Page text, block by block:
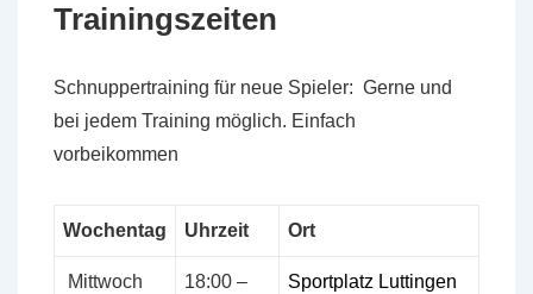
Trainingszeiten
Schnuppertraining für neue Spieler: Gerne und
bei jedem Training möglich. Einfach
vorbeikommen
Wochentag Uhrzeit Ort
Mittwoch
18:00 –
Sportplatz Luttingen